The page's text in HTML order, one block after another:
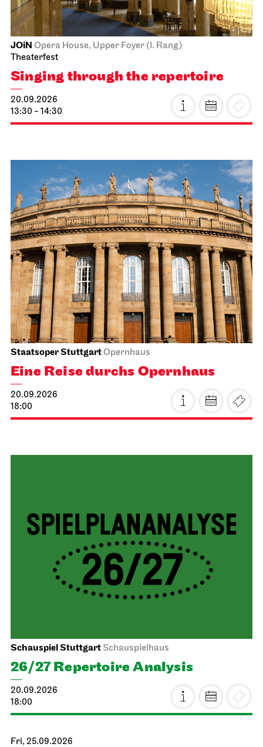
JOiN Opera House, Upper Foyer (I. Rang)
Theaterfest
Singing through the repertoire
20.09.2026
13:30 - 14:30
Staatsoper StuttgartOpernhaus
Eine Reise durchs Opernhaus
20.09.2026
18:00
Schauspiel Stuttgart Schauspielhaus
26/27 Repertoire Analysis
20.09.2026
18:00
Fri, 25.09.2026